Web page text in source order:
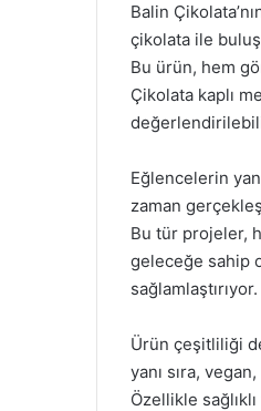
Balin
çikolata ile
Bu ürün, hem
Çikolata kaplı
Eğlencelerin
zaman
Bu tür projeler,
geleceğe sahip
sağlamlaştırıyor.
Ürün çeşitliliği
yanı sıra,
Özellikle